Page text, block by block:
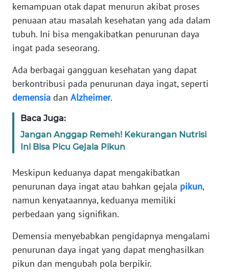
kemampuan otak dapat menurun akibat proses
penuaan atau masalah kesehatan yang ada dalam
tubuh. Ini bisa mengakibatkan penurunan daya
ingat pada seseorang.
Ada berbagai gangguan kesehatan yang dapat
berkontribusi pada penurunan daya ingat, seperti
demensia dan Alzheimer.
Baca Juga:
Jangan Anggap Remeh! Kekurangan Nutrisi
Ini Bisa Picu Gejala Pikun
Meskipun keduanya dapat mengakibatkan
penurunan daya ingat atau bahkan gejala pikun,
namun kenyataannya, keduanya memiliki
perbedaan yang signifikan.
Demensia menyebabkan pengidapnya mengalami
penurunan daya ingat yang dapat menghasilkan
pikun dan mengubah pola berpikir.
INDEKS
BERITA
KONTAK
INFO
IKLAN
TENTANG
KAMI
MEDIA
SIBER
REDAKSI
KARIR
DISCLAIMER